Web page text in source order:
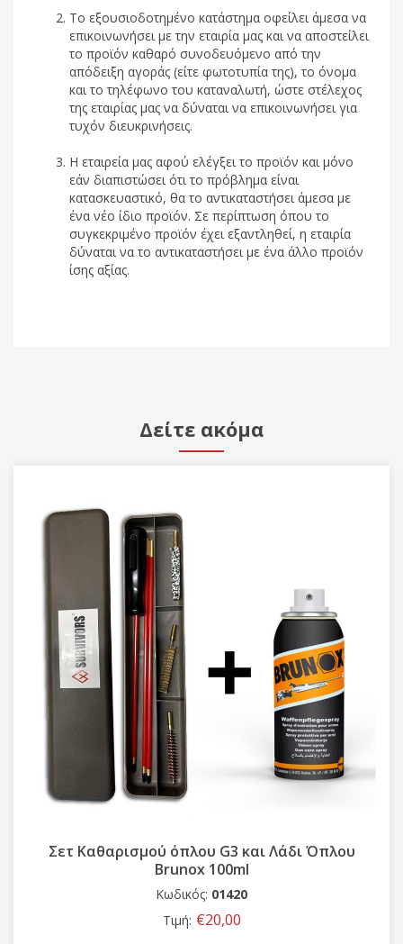
Το εξουσιοδοτημένο κατάστημα οφείλει άμεσα να
επικοινωνήσει με την εταιρία μας και να αποστείλει
το προϊόν καθαρό συνοδευόμενο από την
απόδειξη αγοράς (είτε φωτοτυπία της), το όνομα
και το τηλέφωνο του καταναλωτή, ώστε στέλεχος
της εταιρίας μας να δύναται να επικοινωνήσει για
τυχόν διευκρινήσεις.
Η εταιρεία μας αφού ελέγξει το προϊόν και μόνο
εάν διαπιστώσει ότι το πρόβλημα είναι
κατασκευαστικό, θα το αντικαταστήσει άμεσα με
ένα νέο ίδιο προϊόν. Σε περίπτωση όπου το
συγκεκριμένο προϊόν έχει εξαντληθεί, η εταιρία
δύναται να το αντικαταστήσει με ένα άλλο προϊόν
ίσης αξίας.
Δείτε ακόμα
Σετ Kαθαρισμού όπλου G3 και Λάδι Όπλου
Brunox 100ml
Κωδικός: 01420
Τιμή: €20,00